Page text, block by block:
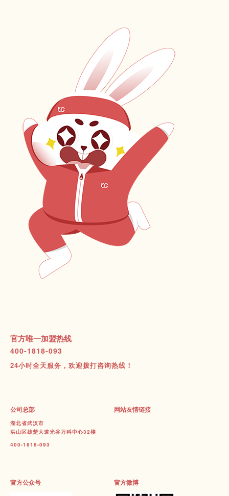
官方唯一加盟热线
400-1818-093
24小时全天服务，欢迎拨打咨询热线！
公司总部
湖北省武汉市
洪山区雄楚大道光谷万科中心32楼
400-1818-093
网站友情链接
官方公众号 官方微博